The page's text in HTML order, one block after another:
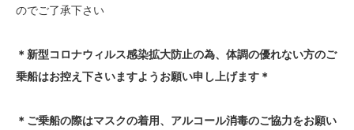
のでご了承下さい
＊新型コロナウィルス感染拡大防止の為、体調の優れない方のご
乗船はお控え下さいますようお願い申し上げます＊
＊ご乗船の際はマスクの着用、アルコール消毒のご協力をお願い